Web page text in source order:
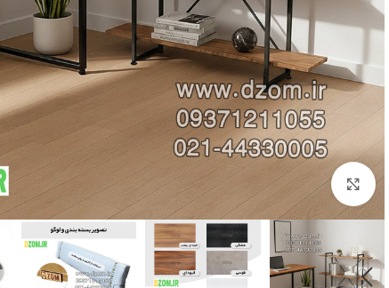
برای بزرگنمایی کلیک کنید